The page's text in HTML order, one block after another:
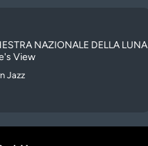
NAZIONALE DELLA LUNA
View
Jazz